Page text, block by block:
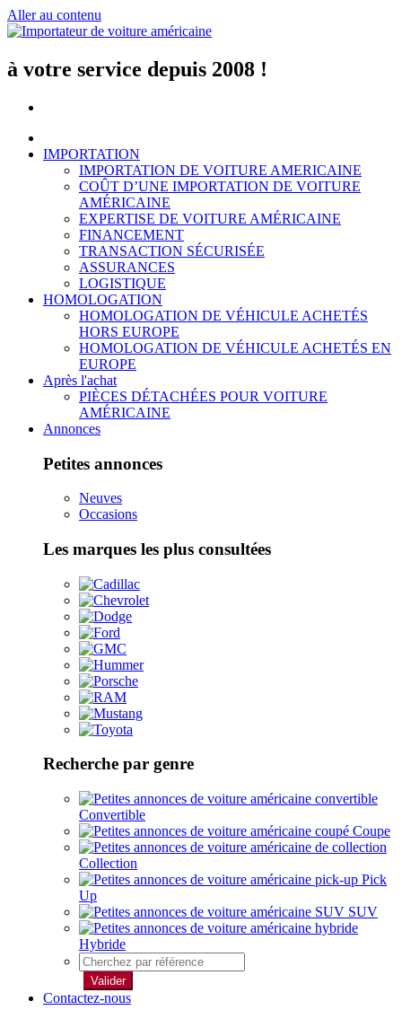
Aller au contenu
à votre service depuis 2008 !
IMPORTATION
IMPORTATION DE VOITURE AMERICAINE
COÛT D’UNE IMPORTATION DE VOITURE
AMÉRICAINE
EXPERTISE DE VOITURE AMÉRICAINE
FINANCEMENT
TRANSACTION SÉCURISÉE
ASSURANCES
LOGISTIQUE
HOMOLOGATION
HOMOLOGATION DE VÉHICULE ACHETÉS
HORS EUROPE
HOMOLOGATION DE VÉHICULE ACHETÉS EN
EUROPE
Après l'achat
PIÈCES DÉTACHÉES POUR VOITURE
AMÉRICAINE
Annonces
Petites annonces
Neuves
Occasions
Les marques les plus consultées
Recherche par genre
Convertible
Coupe
Collection
Pick
Up
SUV
Hybride
Valider
Contactez-nous